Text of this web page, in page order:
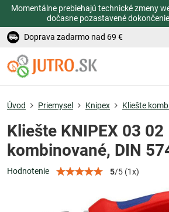
Momentálne prebiehajú technické zmeny
dočasne pozastavené
Doprava zadarmo nad 69 €
Úvod Priemysel Knipex Kliešte
Kliešte KNIPEX 03
kombinované, DIN
Hodnotenie 5/5 (1x)